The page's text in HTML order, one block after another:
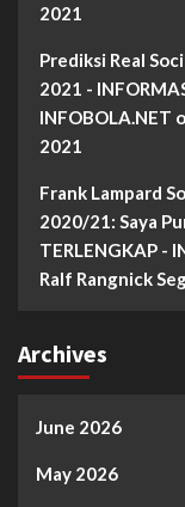
2021
Prediksi Real
2021 -
INFOBOLA.NET
2021
Frank Lampard
2020/21: Saya
TERLENGKAP -
Ralf Rangnick
Archives
June 2026
May 2026